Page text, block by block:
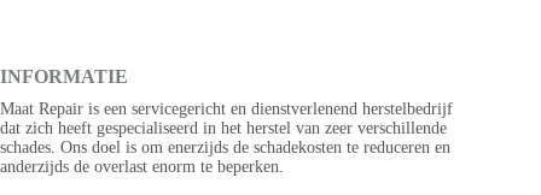
INFORMATIE
Maat Repair is een servicegericht en dienstverlenend herstelbedrijf
dat zich heeft gespecialiseerd in het herstel van zeer verschillende
schades. Ons doel is om enerzijds de schadekosten te reduceren en
anderzijds de overlast enorm te beperken.